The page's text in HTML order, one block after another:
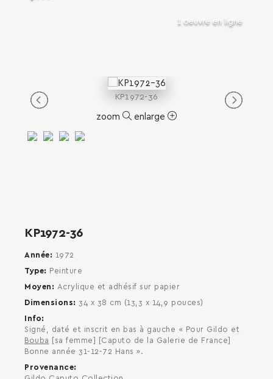
1 oeuvre en ligne
KP1972-36
zoom enlarge
KP1972-36
Année
1972
Type
Peinture
Moyen
Acrylique et adhésif sur papier
Dimensions
34 x 38 cm (13,3 x 14,9 pouces)
Info
Signé, daté et inscrit en bas à gauche « Pour Gildo et
Bouba
[sa femme] [Caputo de la Galerie de France]
Bonne année 31-12-72 Hans ».
Provenance